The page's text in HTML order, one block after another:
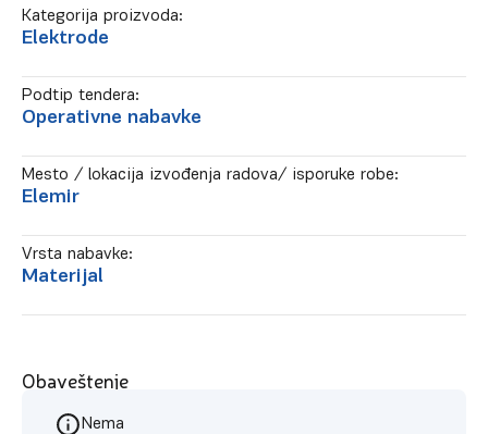
Kategorija proizvoda:
Elektrode
Podtip tendera:
Operativne nabavke
Mesto / lokacija izvođenja radova/ isporuke robe:
Elemir
Vrsta nabavke:
Materijal
Obaveštenje
Nema